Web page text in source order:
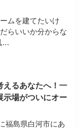
ムを建てたいけ
らいいか分からな
…
えるあなたへ！一
示場がついにオー
福島県白河市にあ